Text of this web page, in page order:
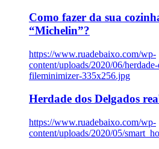
Como fazer da sua
“Michelin”?
https://www.ruadebaixo.com/wp-
content/uploads/2020/06/
fileminimizer-335x256.jpg
Herdade dos Delgados
https://www.ruadebaixo.com/wp-
content/uploads/2020/05/